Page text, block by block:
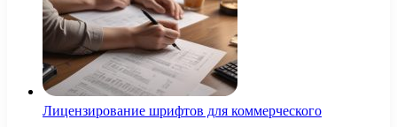
Лицензирование шрифтов для коммерческого